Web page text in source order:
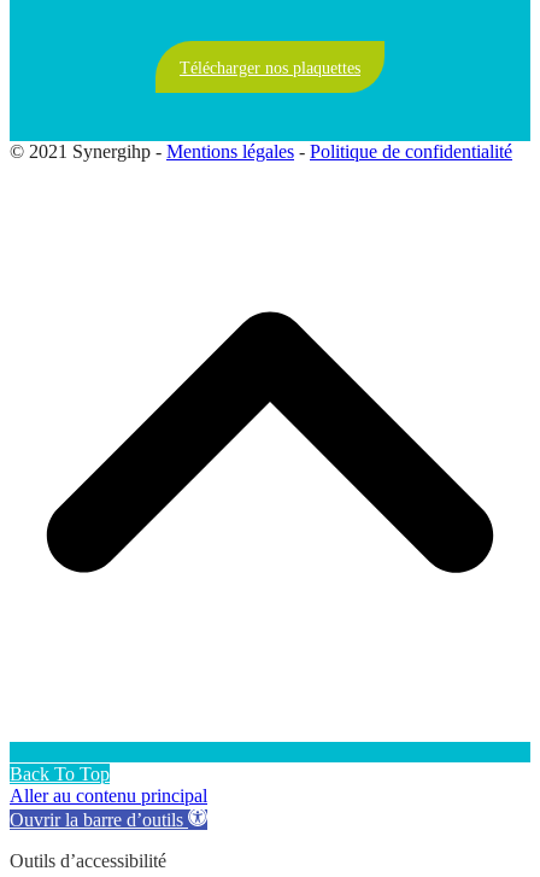
Télécharger nos plaquettes
© 2021 Synergihp - Mentions légales - Politique de confidentialité
Back To Top
Aller au contenu principal
Ouvrir la barre d’outils
Outils d’accessibilité